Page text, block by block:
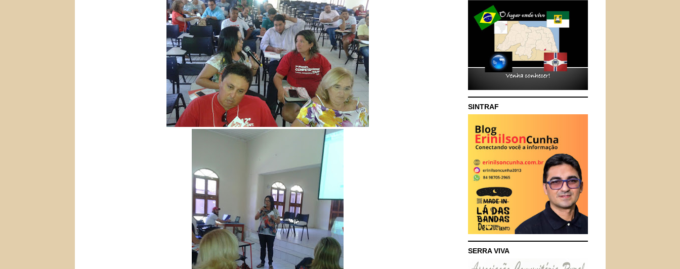
SINTRAF
SERRA VIVA